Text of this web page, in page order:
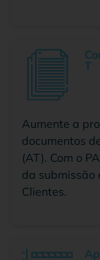
T
Aumente a
documentos
(AT). Com o
da submissão
Clientes.